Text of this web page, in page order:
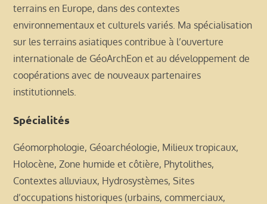
terrains en Europe, dans des contextes
environnementaux et culturels variés. Ma spécialisation
sur les terrains asiatiques contribue à l’ouverture
internationale de GéoArchEon et au développement de
coopérations avec de nouveaux partenaires
institutionnels.
Spécialités
Géomorphologie, Géoarchéologie, Milieux tropicaux,
Holocène, Zone humide et côtière, Phytolithes,
Contextes alluviaux, Hydrosystèmes, Sites
d’occupations historiques (urbains, commerciaux,